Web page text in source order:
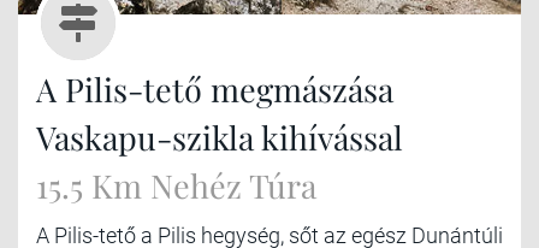
A Pilis-tető megmászása
Vaskapu-szikla kihívással
15.5 Km Nehéz Túra
A Pilis-tető a Pilis hegység, sőt az egész Dunántúli